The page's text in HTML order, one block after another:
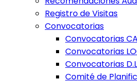
Registro de Visitas
Convocatorias
Convocatorias
Convocatorias
Convocatorias
Comité de